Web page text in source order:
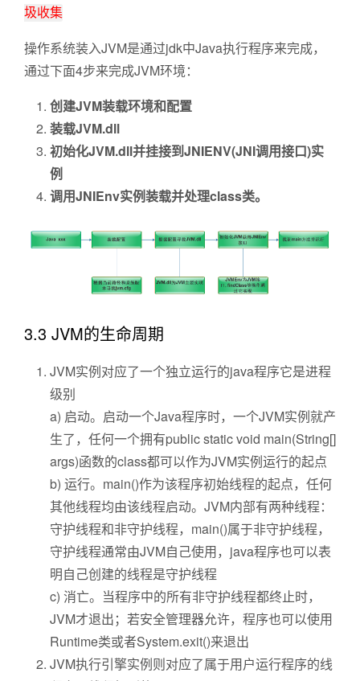
圾收集
操作系统装入JVM是通过jdk中Java执行程序来完成，
通过下面4步来完成JVM环境：
创建JVM装载环境和配置
装载JVM.dll
初始化JVM.dll并挂接到JNIENV(JNI调用接口)实
例
调用JNIEnv实例装载并处理class类。
3.3 JVM的生命周期
JVM实例对应了一个独立运行的java程序它是进程
级别
a) 启动。启动一个Java程序时，一个JVM实例就产
生了，任何一个拥有public static void main(String[]
args)函数的class都可以作为JVM实例运行的起点
b) 运行。main()作为该程序初始线程的起点，任何
其他线程均由该线程启动。JVM内部有两种线程：
守护线程和非守护线程，main()属于非守护线程，
守护线程通常由JVM自己使用，java程序也可以表
明自己创建的线程是守护线程
c) 消亡。当程序中的所有非守护线程都终止时，
JVM才退出；若安全管理器允许，程序也可以使用
Runtime类或者System.exit()来退出
JVM执行引擎实例则对应了属于用户运行程序的线